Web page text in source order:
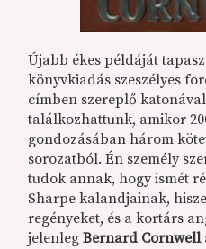
Újabb ékes példáját
könyvkiadás szeszélyes
címben szereplő
találkozhattunk, amikor
gondozásában három
sorozatból. Én személy
tudok annak, hogy ismét
Sharpe kalandjainak,
regényeket, és a kortárs
jelenlegBernard Cornwell